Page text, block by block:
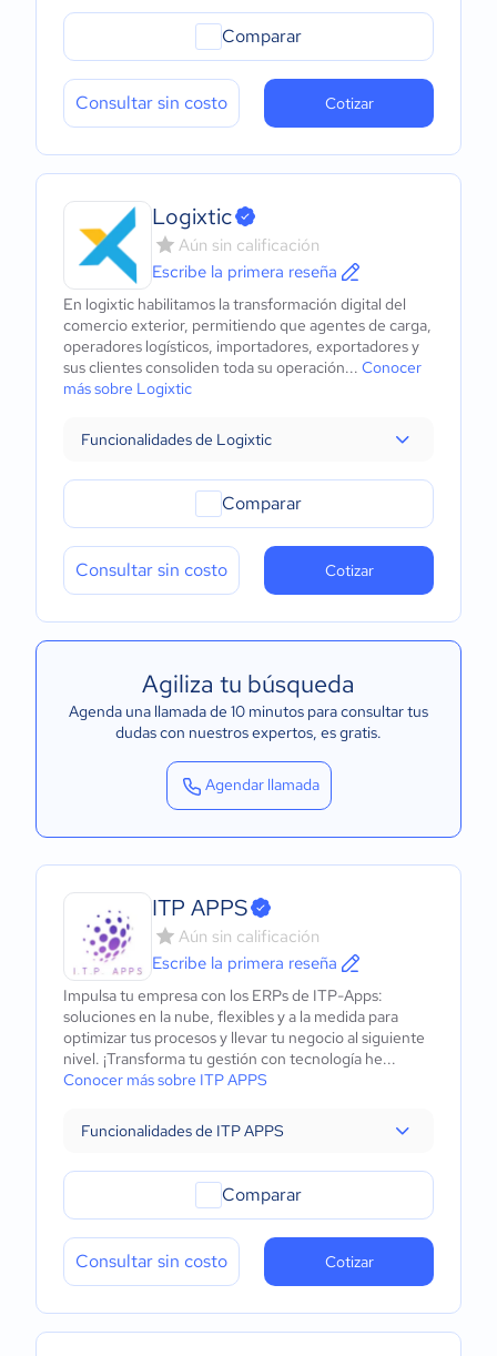
Comparar
Consultar sin costo Cotizar
Logixtic
Aún sin calificación
Escribe la primera reseña
En logixtic habilitamos la transformación digital del
comercio exterior, permitiendo que agentes de carga,
operadores logísticos, importadores, exportadores y
sus clientes consoliden toda su operación... Conocer
más sobre Logixtic
Funcionalidades de Logixtic
Comparar
Consultar sin costo Cotizar
Agiliza tu búsqueda
Agenda una llamada de 10 minutos para consultar tus
dudas con nuestros expertos, es gratis.
Agendar llamada
ITP APPS
Aún sin calificación
Escribe la primera reseña
Impulsa tu empresa con los ERPs de ITP-Apps:
soluciones en la nube, flexibles y a la medida para
optimizar tus procesos y llevar tu negocio al siguiente
nivel. ¡Transforma tu gestión con tecnología he...
Conocer más sobre ITP APPS
Funcionalidades de ITP APPS
Comparar
Consultar sin costo Cotizar